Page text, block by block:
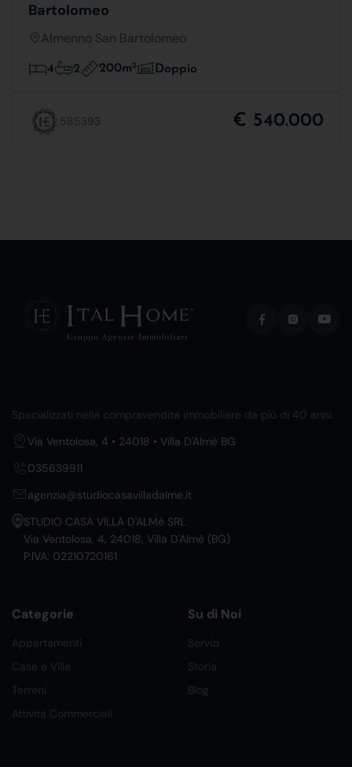
Bartolomeo
Almenno San Bartolomeo
4 2 200m2 Doppio
585393 € 540.000
Specializzati nella compravendita immobiliare da più di 40 anni.
Via Ventolosa, 4 • 24018 • Villa D'Almè BG
035639911
agenzia@studiocasavilladalme.it
STUDIO CASA VILLA D'ALMè SRL
Via Ventolosa, 4, 24018, Villa D'Almè (BG)
P.IVA: 02210720161
Categorie
Appartamenti
Case e Ville
Terreni
Attività Commerciali
Su di Noi
Servizi
Storia
Blog